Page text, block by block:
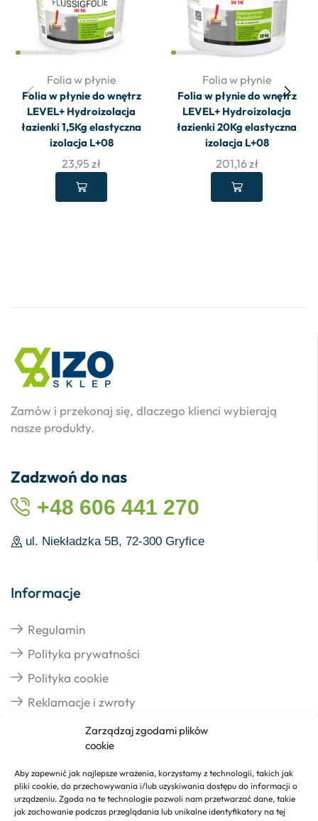
Zarządzaj zgodami plików
cookie
Aby zapewnić jak najlepsze wrażenia, korzystamy z technologii, takich jak
pliki cookie, do przechowywania i/lub uzyskiwania dostępu do informacji o
urządzeniu. Zgoda na te technologie pozwoli nam przetwarzać dane, takie
jak zachowanie podczas przeglądania lub unikalne identyfikatory na tej
Folia w płynie
Folia w płynie do wnętrz
LEVEL+ Hydroizolacja
łazienki 1,5Kg elastyczna
izolacja L+08
23,95 zł
Folia w płynie
Folia w płynie do wnętrz
LEVEL+ Hydroizolacja
łazienki 20Kg elastyczna
izolacja L+08
201,16zł
Zamów i przekonaj się, dlaczego klienci wybierają
nasze produkty.
Zadzwoń do nas
+48 606 441 270
ul. Niekładzka 5B, 72-300 Gryfice
Informacje
Regulamin
Polityka prywatności
Polityka cookie
Reklamacje i zwroty
Realizacja zamówień
Formy płatności